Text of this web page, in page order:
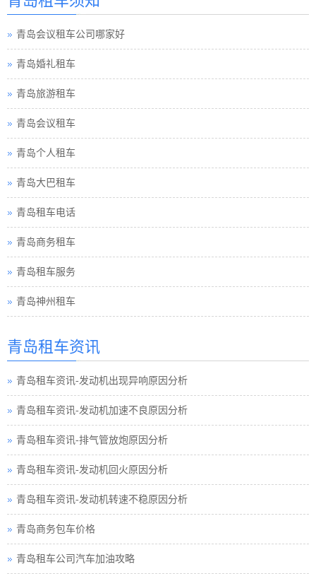
青岛会议租车公司哪家好
青岛婚礼租车
青岛旅游租车
青岛会议租车
青岛个人租车
青岛大巴租车
青岛租车电话
青岛商务租车
青岛租车服务
青岛神州租车
青岛租车资讯
青岛租车资讯-发动机出现异响原因分析
青岛租车资讯-发动机加速不良原因分析
青岛租车资讯-排气管放炮原因分析
青岛租车资讯-发动机回火原因分析
青岛租车资讯-发动机转速不稳原因分析
青岛商务包车价格
青岛租车公司汽车加油攻略